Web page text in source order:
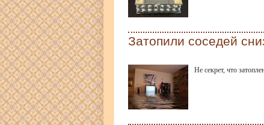
Затопили соседей
Не секрет, что